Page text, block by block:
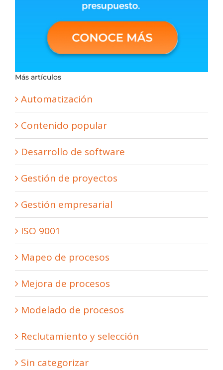
Más artículos
Automatización
Contenido popular
Desarrollo de software
Gestión de proyectos
Gestión empresarial
ISO 9001
Mapeo de procesos
Mejora de procesos
Modelado de procesos
Reclutamiento y selección
Sin categorizar